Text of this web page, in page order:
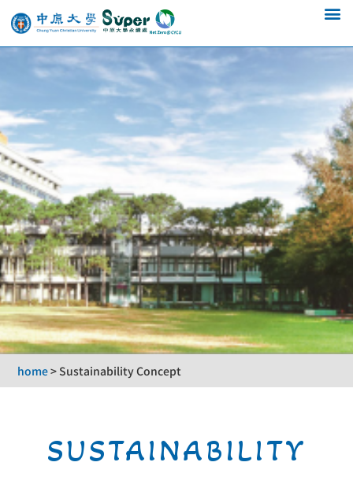
home>Sustainability Concept
SUSTAINABILITY